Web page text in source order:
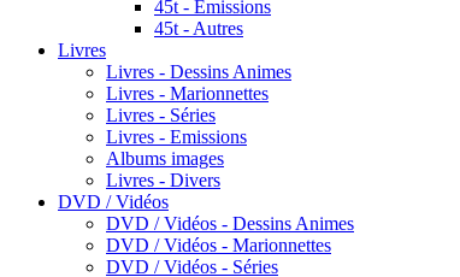
45t - Emissions
45t - Autres
Livres
Livres - Dessins Animes
Livres - Marionnettes
Livres - Séries
Livres - Emissions
Albums images
Livres - Divers
DVD / Vidéos
DVD / Vidéos - Dessins Animes
DVD / Vidéos - Marionnettes
DVD / Vidéos - Séries